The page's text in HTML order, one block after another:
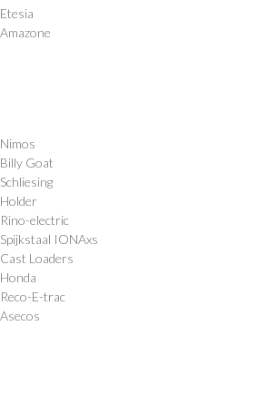
Etesia
Amazone
Nimos
Billy Goat
Schliesing
Holder
Rino-electric
Spijkstaal IONAxs
Cast Loaders
Honda
Reco-E-trac
Asecos